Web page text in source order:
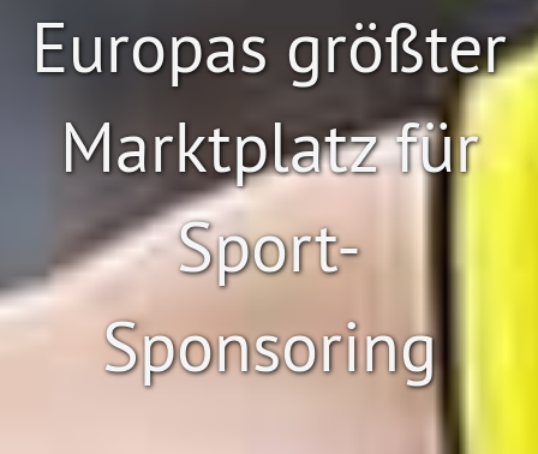
Europas größter
Marktplatz für
Sport-
Sponsoring